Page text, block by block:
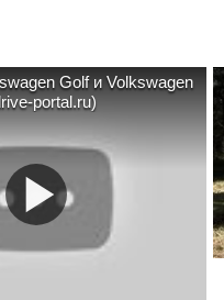
Golf и Volkswagen
portal.ru)